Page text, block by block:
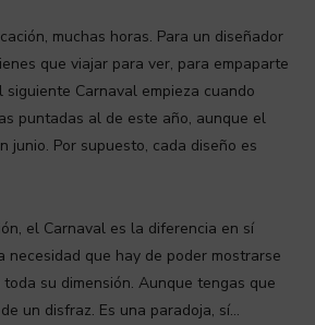
muchas horas. Para un diseñador
que viajar para ver, para empaparte
Carnaval empieza cuando
puntadas al de este año, aunque el
junio. Por supuesto, cada diseño es
el Carnaval es la diferencia en sí
necesidad que hay de poder mostrarse
su dimensión. Aunque tengas que
un disfraz. Es una paradoja, sí…